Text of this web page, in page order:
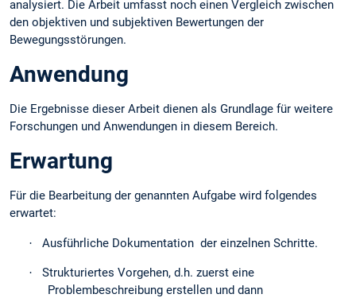
analysiert. Die Arbeit umfasst noch einen Vergleich zwischen
den objektiven und subjektiven Bewertungen der
Bewegungsstörungen.
Anwendung
Die Ergebnisse dieser Arbeit dienen als Grundlage für weitere
Forschungen und Anwendungen in diesem Bereich.
Erwartung
Für die Bearbeitung der genannten Aufgabe wird folgendes
erwartet:
· Ausführliche Dokumentation der einzelnen Schritte.
·
Strukturiertes Vorgehen, d.h. zuerst eine
Problembeschreibung erstellen und dann